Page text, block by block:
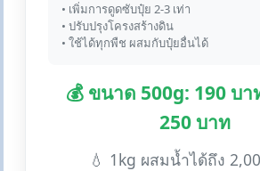
• เพิ่มการดูดซับปุ๋ย 2-3 เท่า
• ปรับปรุงโครงสร้างดิน
• ใช้ได้ทุกพืช ผสมกับปุ๋ยอื่นได้
💰 ขนาด 500g: 190 บ
250 บาท
💧 1kg ผสมน้ำได้ถึง